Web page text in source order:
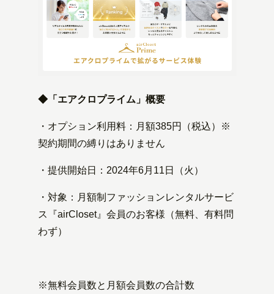
◆「エアクロプライム」概要
・オプション利用料：月額385円（税込）※
契約期間の縛りはありません
・提供開始日：2024年6月11日（火）
・対象：月額制ファッションレンタルサービ
ス『airCloset』会員のお客様（無料、有料問
わず）
※無料会員数と月額会員数の合計数